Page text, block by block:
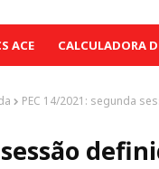
ACE CALCULADORA
PEC 14/2021: segunda